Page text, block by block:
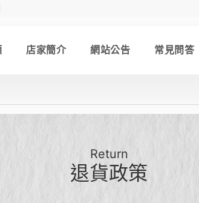
店家簡介 網站公告 常見問答
Return
退貨政策